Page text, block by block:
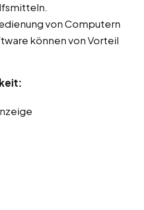
von Computern
können von Vorteil